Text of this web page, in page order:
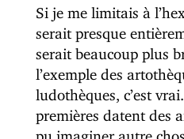
Si je me limitais à
serait presque
serait beaucoup plus
l’exemple des
ludothèques, c’est
premières datent des
pu imaginer autre